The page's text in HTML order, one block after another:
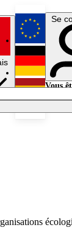
English
Deutsch
Se
Vous